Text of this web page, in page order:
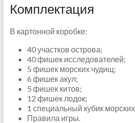
Комплектация
В картонной коробке:
40 участков острова;
40 фишек исследователей;
5 фишек морских чудищ;
6 фишек акул;
5 фишек китов;
12 фишек лодок;
1 специальный кубик
Правила игры.